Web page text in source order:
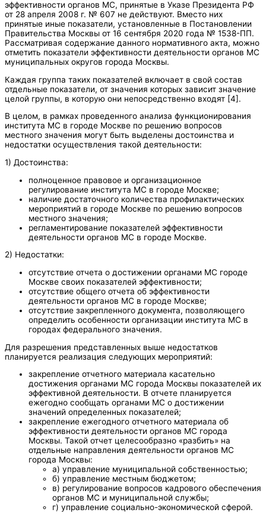
эффективности органов МС, принятые в Указе Президента РФ
от 28 апреля 2008 г. № 607 не действуют. Вместо них
принятые иные показатели, установленные в Постановлении
Правительства Москвы от 16 сентября 2020 года № 1538-ПП.
Рассматривая содержание данного нормативного акта, можно
отметить показатели эффективности деятельности органов МС
муниципальных округов города Москвы.
Каждая группа таких показателей включает в свой состав
отдельные показатели, от значения которых зависит значение
целой группы, в которую они непосредственно входят [4].
В целом, в рамках проведенного анализа функционирования
института МС в городе Москве по решению вопросов
местного значения могут быть выделены достоинства и
недостатки осуществления такой деятельности:
1) Достоинства:
полноценное правовое и организационное
регулирование института МС в городе Москве;
наличие достаточного количества профилактических
мероприятий в городе Москве по решению вопросов
местного значения;
регламентирование показателей эффективности
деятельности органов МС в городе Москве.
2) Недостатки:
отсутствие отчета о достижении органами МС городе
Москве своих показателей эффективности;
отсутствие общего отчета об эффективности
деятельности органов МС в городе Москве;
отсутствие закрепленного документа, позволяющего
определить особенности организации института МС в
городах федерального значения.
Для разрешения представленных выше недостатков
планируется реализация следующих мероприятий:
закрепление отчетного материала касательно
достижения органами МС города Москвы показателей их
эффективной деятельности. В отчете планируется
ежегодно сообщать органами МС о достижении
значений определенных показателей;
закрепление ежегодного отчетного материала об
эффективности деятельности органов МС города
Москвы. Такой отчет целесообразно «разбить» на
отдельные направления деятельности органов МС
города Москвы:
а) управление муниципальной собственностью;
б) управление местным бюджетом;
в) регулирование вопросов кадрового обеспечения
органов МС и муниципальной службы;
г) управление социально-экономической сферой.